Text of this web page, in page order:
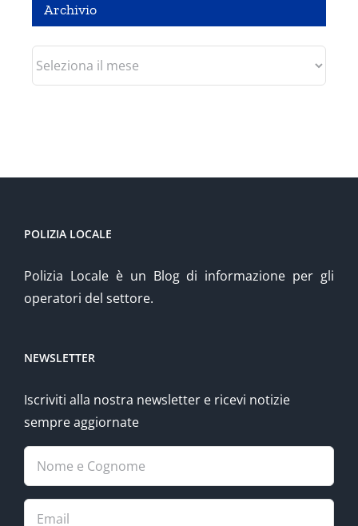
Archivio
Archivio
POLIZIA LOCALE
Polizia Locale è un Blog di informazione per gli
operatori del settore.
NEWSLETTER
Iscriviti alla nostra newsletter e ricevi notizie
sempre aggiornate